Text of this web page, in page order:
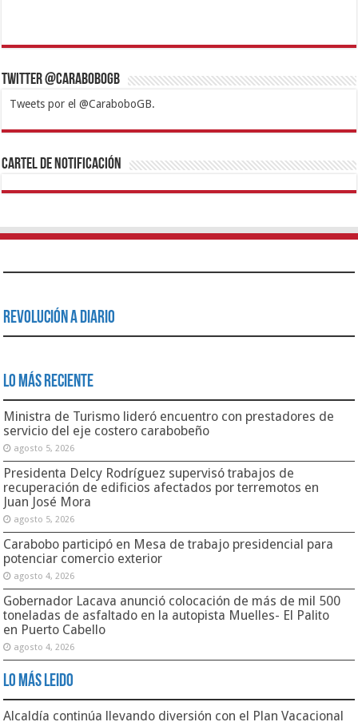
Twitter @CaraboboGB
Tweets por el @CaraboboGB.
1xbetBetturkeyBetistKralbetSupertotobetTipobetMatadorbetMariobet
https://mvbcasino.com/
Cartel de Notificación
Revolución a Diario
Lo Más Reciente
Ministra de Turismo lideró encuentro con prestadores de
servicio del eje costero carabobeño
agosto 5, 2026
Presidenta Delcy Rodríguez supervisó trabajos de
recuperación de edificios afectados por terremotos en
Juan José Mora
agosto 5, 2026
Carabobo participó en Mesa de trabajo presidencial para
potenciar comercio exterior
agosto 4, 2026
Gobernador Lacava anunció colocación de más de mil 500
toneladas de asfaltado en la autopista Muelles- El Palito
en Puerto Cabello
agosto 4, 2026
Lo Más Leido
Alcaldía continúa llevando diversión con el Plan Vacacional